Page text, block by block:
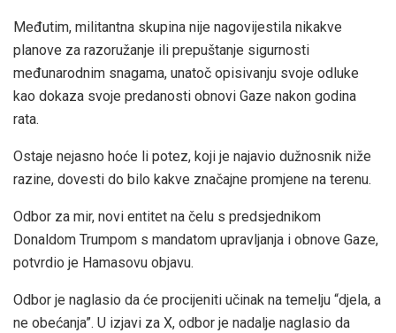
Međutim, militantna skupina nije nagovijestila nikakve
planove za razoružanje ili prepuštanje sigurnosti
međunarodnim snagama, unatoč opisivanju svoje odluke
kao dokaza svoje predanosti obnovi Gaze nakon godina
rata.
Ostaje nejasno hoće li potez, koji je najavio dužnosnik niže
razine, dovesti do bilo kakve značajne promjene na terenu.
Odbor za mir, novi entitet na čelu s predsjednikom
Donaldom Trumpom s mandatom upravljanja i obnove Gaze,
potvrdio je Hamasovu objavu.
Odbor je naglasio da će procijeniti učinak na temelju “djela, a
ne obećanja”. U izjavi za X, odbor je nadalje naglasio da